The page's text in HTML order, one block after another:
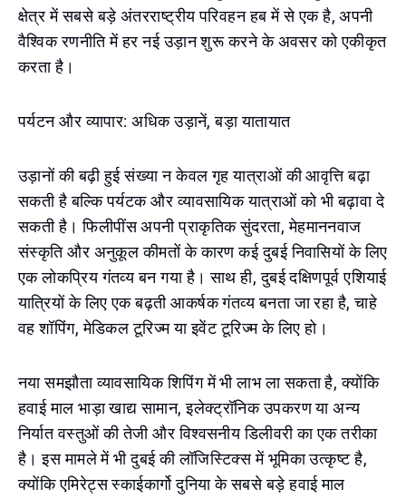
क्षेत्र में सबसे बड़े अंतरराष्ट्रीय परिवहन हब में से एक है, अपनी
वैश्विक रणनीति में हर नई उड़ान शुरू करने के अवसर को एकीकृत
करता है।
पर्यटन और व्यापार: अधिक उड़ानें, बड़ा यातायात
उड़ानों की बढ़ी हुई संख्या न केवल गृह यात्राओं की आवृत्ति बढ़ा
सकती है बल्कि पर्यटक और व्यावसायिक यात्राओं को भी बढ़ावा दे
सकती है। फिलीपींस अपनी प्राकृतिक सुंदरता, मेहमाननवाज
संस्कृति और अनुकूल कीमतों के कारण कई दुबई निवासियों के लिए
एक लोकप्रिय गंतव्य बन गया है। साथ ही, दुबई दक्षिणपूर्व एशियाई
यात्रियों के लिए एक बढ़ती आकर्षक गंतव्य बनता जा रहा है, चाहे
वह शॉपिंग, मेडिकल टूरिज्म या इवेंट टूरिज्म के लिए हो।
नया समझौता व्यावसायिक शिपिंग में भी लाभ ला सकता है, क्योंकि
हवाई माल भाड़ा खाद्य सामान, इलेक्ट्रॉनिक उपकरण या अन्य
निर्यात वस्तुओं की तेजी और विश्वसनीय डिलीवरी का एक तरीका
है। इस मामले में भी दुबई की लॉजिस्टिक्स में भूमिका उत्कृष्ट है,
क्योंकि एमिरेट्स स्काईकार्गो दुनिया के सबसे बड़े हवाई माल